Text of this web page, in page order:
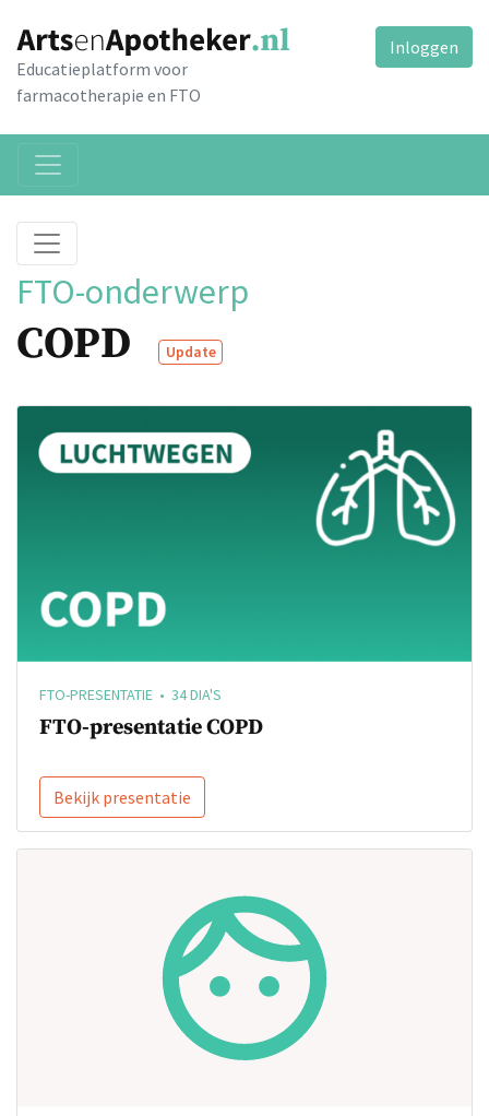
Educatieplatform voor
farmacotherapie en FTO
Inloggen
FTO-onderwerp
COPD Update
FTO-PRESENTATIE • 34 DIA'S
FTO-presentatie COPD
Bekijk presentatie